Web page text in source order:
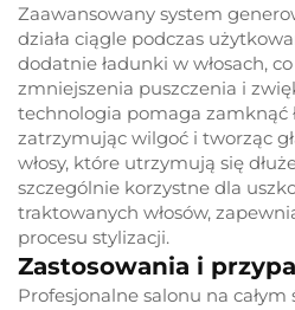
Zaawansowany system
działa ciągle podczas
dodatnie ładunki w włosach,
zmniejszenia puszczenia i
technologia pomaga zamknąć
zatrzymując wilgoć i tworząc
włosy, które utrzymują się
szczególnie korzystne dla
traktowanych włosów,
procesu stylizacji.
Zastosowania i
Profesjonalne salonu na